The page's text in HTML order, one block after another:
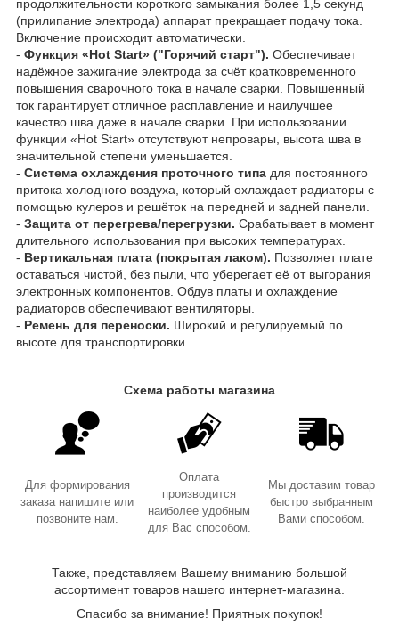
продолжительности короткого замыкания более 1,5 секунд
(прилипание электрода) аппарат прекращает подачу тока.
Включение происходит автоматически.
- Функция «Hot Start» ("Горячий старт"). Обеспечивает
надёжное зажигание электрода за счёт кратковременного
повышения сварочного тока в начале сварки. Повышенный
ток гарантирует отличное расплавление и наилучшее
качество шва даже в начале сварки. При использовании
функции «Hot Start» отсутствуют непровары, высота шва в
значительной степени уменьшается.
- Система охлаждения проточного типа для постоянного
притока холодного воздуха, который охлаждает радиаторы с
помощью кулеров и решёток на передней и задней панели.
- Защита от перегрева/перегрузки. Срабатывает в момент
длительного использования при высоких температурах.
- Вертикальная плата (покрытая лаком). Позволяет плате
оставаться чистой, без пыли, что уберегает её от выгорания
электронных компонентов. Обдув платы и охлаждение
радиаторов обеспечивают вентиляторы.
- Ремень для переноски. Широкий и регулируемый по
высоте для транспортировки.
Схема работы магазина
Для формирования
заказа напишите или
позвоните нам.
Оплата
производится
наиболее удобным
для Вас способом.
Мы доставим товар
быстро выбранным
Вами способом.
Также, представляем Вашему вниманию большой
ассортимент товаров нашего интернет-магазина.
Спасибо за внимание! Приятных покупок!